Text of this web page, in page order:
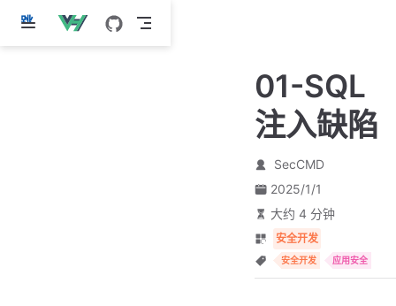
跳
01-SQL
注入缺陷
SecCMD
2025/1/1
大约 4 分钟
安全开发
安全开发 应用安全